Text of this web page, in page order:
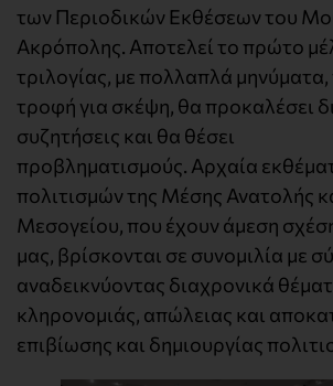
των Περιοδικών Εκθέσεων του
Ακρόπολης. Αποτελεί το πρώτο
τριλογίας, με πολλαπλά
τροφή για σκέψη, θα προκαλέσει
συζητήσεις και θα θέσει
προβληματισμούς. Αρχαία
πολιτισμών της Μέσης Ανατολής
Μεσογείου, που έχουν άμεση
μας, βρίσκονται σε συνομιλία με
αναδεικνύοντας διαχρονικά
κληρονομιάς, απώλειας και
επιβίωσης και δημιουργίας